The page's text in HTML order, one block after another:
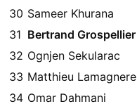
30 Sameer Khurana
31 Bertrand Grospellier
32 Ognjen Sekularac
33 Matthieu Lamagnere
34 Omar Dahmani